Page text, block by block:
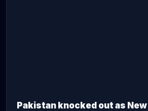
Pakistan knocked out as New